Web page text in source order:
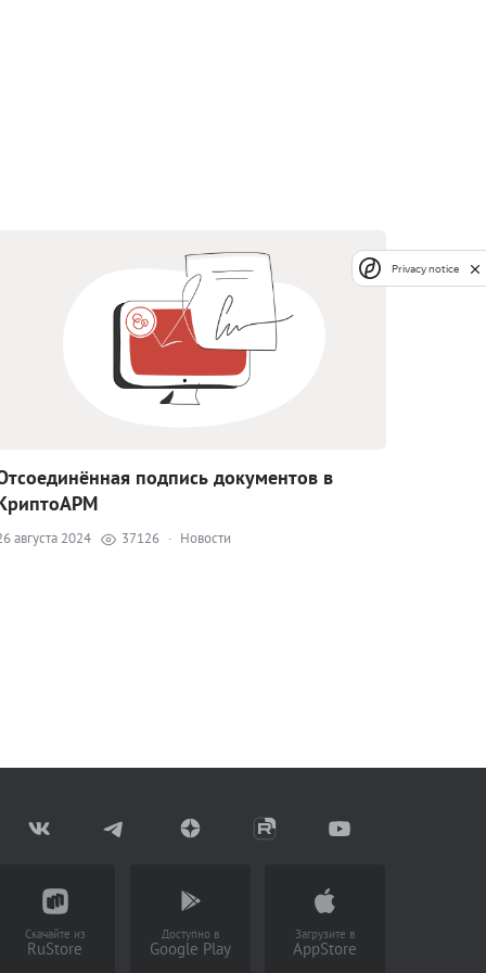
подпись документов в
августа 2024 37126 · Новости
Скачайте из
RuStore
Доступно в
Google Play
Загрузите в
AppStore
Privacy notice